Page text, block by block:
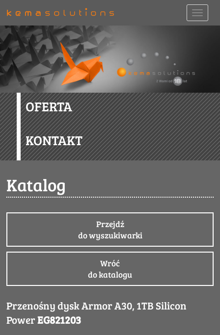
OFERTA
KONTAKT
Katalog
Przejdź
do wyszukiwarki
Wróć
do katalogu
Przenośny dysk Armor A30, 1TB Silicon
PowerEG821203